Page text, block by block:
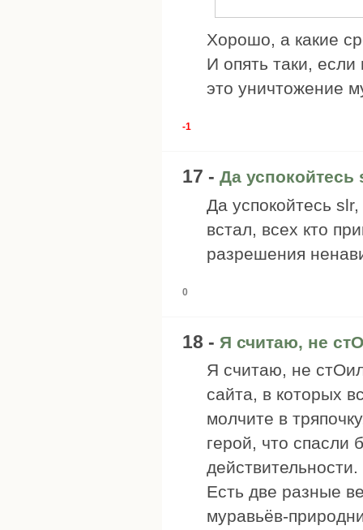
Хорошо, а какие
И опять таки,
это уничтожение
-1
17 - Да успокойтесь
Да успокойтесь
встал, всех кто
разрешения
0
18 - Я считаю, не
Я считаю, не
сайта, в которых
молчите в
герой, что
действительности.
Есть две разные
муравьёв-